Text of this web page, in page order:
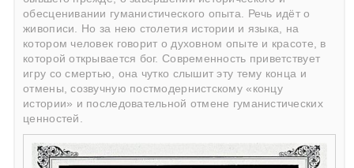
обесценивании гуманистического опыта. Речь идёт о
живописи. Но за нею столетия истории и языка, на
котором человек говорит о духовном опыте и красоте, в
которой открывается бог. Современность приветствует
игру со смертью, она чутко слышит эту тему конца и
отмены, созвучную постмодернистскому «концу
истории» и последовательной отмене гуманистических
ценностей.